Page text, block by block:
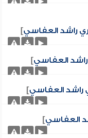
راشد العفاسي]
العفاسي]
راشد العفاسي]
العفاسي]